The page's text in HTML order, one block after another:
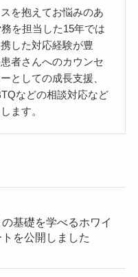
を抱えてお悩みのあ
を担当した15年では
した対応経験が豊
者さんへのカウンセ
としての成長支援、
などの相談対応など
ます。
基礎を学べるホワイ
を公開しました